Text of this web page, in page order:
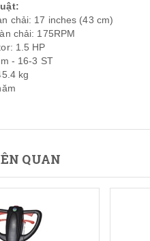
chải: 17 inches (43 cm)
chải: 175RPM
1.5 HP
- 16-3 ST
kg
QUAN